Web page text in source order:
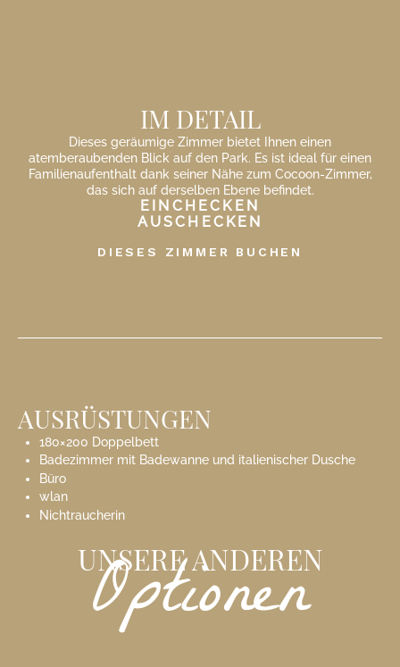
IM DETAIL
Dieses geräumige Zimmer bietet Ihnen einen
atemberaubenden Blick auf den Park. Es ist ideal für einen
Familienaufenthalt dank seiner Nähe zum Cocoon-Zimmer,
das sich auf derselben Ebene befindet.
DIESES ZIMMER BUCHEN
EINCHECKEN
AUSCHECKEN
AUSRÜSTUNGEN
180×200 Doppelbett
Badezimmer mit Badewanne und italienischer Dusche
Büro
wlan
Nichtraucherin
UNSERE ANDEREN
Optionen